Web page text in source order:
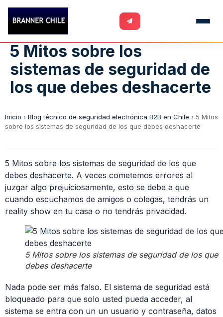
5 Mitos sobre los
sistemas de seguridad de
los que debes deshacerte
Inicio › Blog técnico de seguridad electrónica B2B en Chile › 5 Mitos
sobre los sistemas de seguridad de los que debes deshacerte
5 Mitos sobre los sistemas de seguridad de los que
debes deshacerte. A veces cometemos errores al
juzgar algo prejuiciosamente, esto se debe a que
cuando escuchamos de amigos o colegas, tendrás un
reality show en tu casa o no tendrás privacidad.
5 Mitos sobre los sistemas de seguridad de los que
debes deshacerte
Nada pode ser más falso. El sistema de seguridad está
bloqueado para que solo usted pueda acceder, al
sistema se entra con un un usuario y contraseña, datos